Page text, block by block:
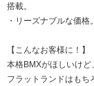
搭載。
・リーズナブルな価格。
【こんなお客様に！】
本格BMXがほしいけど
フラットランドはもち